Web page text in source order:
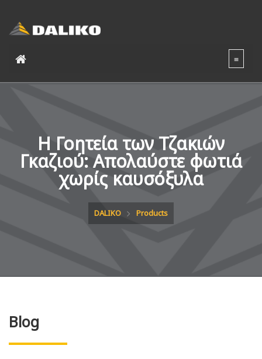
Η Γοητεία των Τζακιών
Γκαζιού: Απολαύστε φωτιά
χωρίς καυσόξυλα
DALIKO Products
Blog